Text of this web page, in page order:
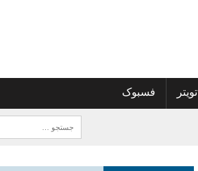
تویتر فسبوک